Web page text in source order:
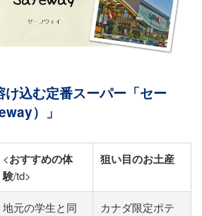
込む定番スーパー「セー
）」
<おすすめの体
験/td>
狙い目のお土産
地元の学生と同
カナダ限定ポテ